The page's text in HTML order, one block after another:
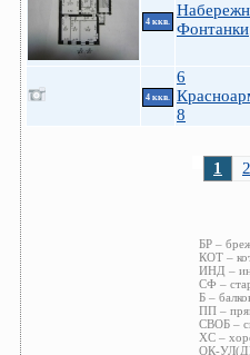
4 ккв.
Фонтанки
4 ккв.
6
8
1 2
БР –
КОТ –
ИНД –
СФ –
Б –
ПП –
СВОБ –
ХС –
ОК-